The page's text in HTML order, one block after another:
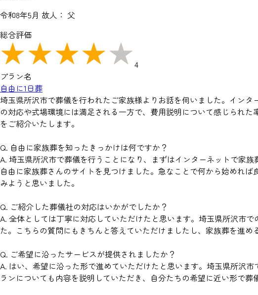
令和8年5月 故人： 父
総合評価
4
プラン名
自由に1日葬
埼玉県所沢市で葬儀を行われたご家族様よりお話を伺いました。イン
の対応や式場環境には満足される一方で、費用説明について感じられ
をご紹介いたします。
Q. 自由に家族葬を知ったきっかけは何ですか？
A. 埼玉県所沢市で葬儀を行うことになり、まずはインターネットで家
自由に家族葬さんのサイトを見つけました。急なことで何から始めれ
みようと思いました。
Q. ご紹介した葬儀社の対応はいかがでしたか？
A. 全体としては丁寧に対応していただけたと思います。埼玉県所沢市
た。こちらの質問にもきちんと答えていただけましたし、家族葬を進
Q. ご希望に沿ったサービスが提供されましたか？
A. はい、希望に沿った形で進めていただけたと思います。埼玉県所沢
ランについても内容を説明していただき、自分たちの希望に近い形で葬